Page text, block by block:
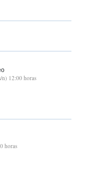
n) 12:00 horas
horas